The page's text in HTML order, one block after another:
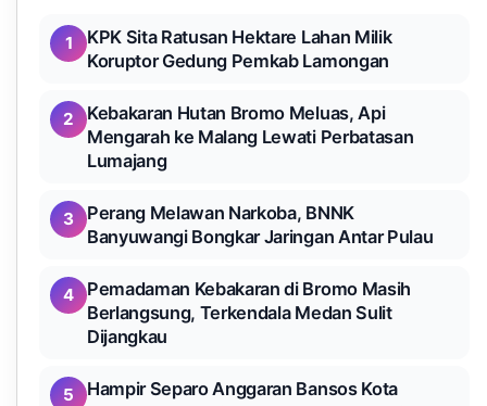
1
KPK Sita Ratusan Hektare Lahan Milik
Koruptor Gedung Pemkab Lamongan
2
Kebakaran Hutan Bromo Meluas, Api
Mengarah ke Malang Lewati Perbatasan
Lumajang
3
Perang Melawan Narkoba, BNNK
Banyuwangi Bongkar Jaringan Antar Pulau
4
Pemadaman Kebakaran di Bromo Masih
Berlangsung, Terkendala Medan Sulit
Dijangkau
5
Hampir Separo Anggaran Bansos Kota